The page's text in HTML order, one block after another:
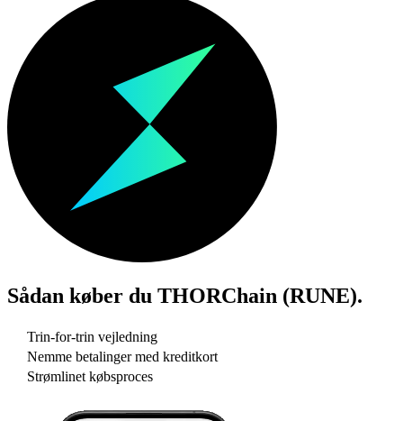
Sådan køber du THORChain (RUNE).
Trin-for-trin vejledning
Nemme betalinger med kreditkort
Strømlinet købsproces